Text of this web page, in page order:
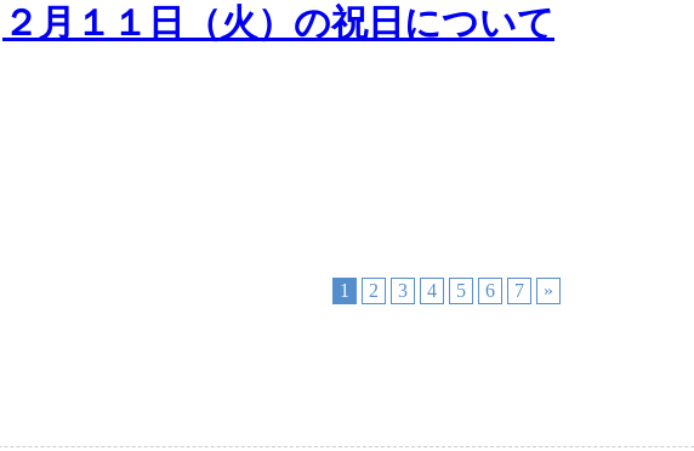
２月１１日（火）の祝日について
1 2 3 4 5 6 7 »